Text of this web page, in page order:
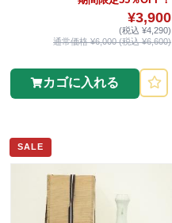
¥3,900
(税込 ¥4,290)
通常価格 ¥6,000 (税込 ¥6,600)
カゴに入れる
SALE